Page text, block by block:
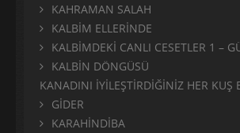
KAHRAMAN SALAH
KALBİM ELLERİNDE
KALBİMDEKİ CANLI CESETLER 1 –
KALBİN DÖNGÜSÜ
KANADINI İYİLEŞTİRDİĞİNİZ HER KUŞ
GİDER
KARAHİNDİBA